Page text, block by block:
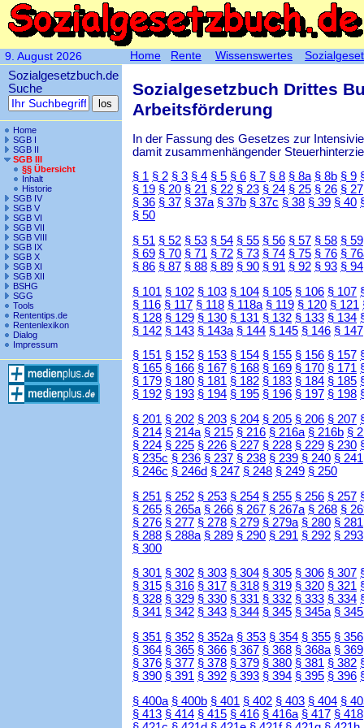
9. August 2026
Sozialgesetzbuch.de
Suche
Home
SGB I
SGB II
SGB III
§§ Übersicht
Inhalt
Historie
SGB IV
SGB V
SGB VI
SGB VII
SGB VIII
SGB IX
SGB X
SGB XI
SGB XII
BSHG
SGG
Tools
Rententips.de
Rentenlexikon
Dialog
Impressum
Sozialgesetzbuch Drittes
Arbeitsförderung
In der Fassung des Gesetzes zur
damit zusammenhängender
§ 1 § 2 § 3 § 4 § 5 § 6 § 7 § 8 § 8a § 8b § 9
§ 19 § 20 § 21 § 22 § 23 § 24 § 25 § 26 § 27
§ 36 § 37 § 37a § 37b § 37c § 38 § 39 § 40
§ 50
§ 51 § 52 § 53 § 54 § 55 § 56 § 57 § 58 § 59
§ 69 § 70 § 71 § 72 § 73 § 74 § 75 § 76 §
§ 86 § 87 § 88 § 89 § 90 § 91 § 92 § 93 § 94
§ 101 § 102 § 103 § 104 § 105 § 106 § 107
§ 116 § 117 § 118 § 118a § 119 § 120 § 121
§ 128 § 129 § 130 § 131 § 132 § 133 § 134
§ 142 § 143 § 143a § 144 § 145 § 146 § 147
§ 151 § 152 § 153 § 154 § 155 § 156 § 157
§ 165 § 166 § 167 § 168 § 169 § 170 § 171
§ 179 § 180 § 181 § 182 § 183 § 184 § 185
§ 192 § 193 § 194 § 195 § 196 § 197 § 198
§ 201 § 202 § 203 § 204 § 205 § 206 § 207
§ 214 § 214a § 215 § 216 § 216a § 216b §
§ 224 § 225 § 226 § 227 § 228 § 229 § 230
§ 235c § 236 § 237 § 238 § 239 § 240 § 241
§ 246c § 246d § 247 § 248 § 249 § 250
§ 251 § 252 § 253 § 254 § 255 § 256 § 257
§ 265 § 265a § 266 § 267 § 267a § 268 §
§ 276 § 277 § 278 § 279 § 279a § 280 § 281
§ 288 § 288a § 289 § 290 § 291 § 292 § 293
§ 300
§ 301 § 302 § 303 § 304 § 305 § 306 § 307
§ 315 § 316 § 317 § 318 § 319 § 320 § 321
§ 328 § 329 § 330 § 331 § 332 § 333 § 334
§ 341 § 342 § 343 § 344 § 345 § 345a §
§ 351 § 352 § 352a § 353 § 354 § 355 § 356
§ 364 § 365 § 366 § 367 § 368 § 368a § 369
§ 376 § 377 § 378 § 379 § 380 § 381 § 382
§ 390 § 391 § 392 § 393 § 394 § 395 § 396
§ 400a § 400b § 401 § 402 § 403 § 404 §
§ 413 § 414 § 415 § 416 § 416a § 417 § 418
Home Rente Wissenswertes